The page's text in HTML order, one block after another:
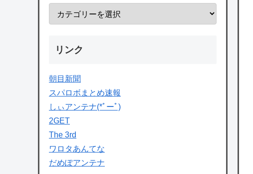
リンク
朝目新聞
スパロボまとめ速報
しぃアンテナ(*ﾟーﾟ)
2GET
The 3rd
ワロタあんてな
だめぽアンテナ